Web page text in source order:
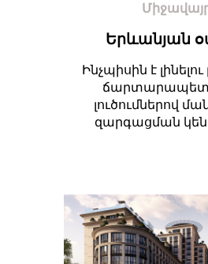
Երևանյան
Ինչպիսին է
լուծումներով
զարգացման